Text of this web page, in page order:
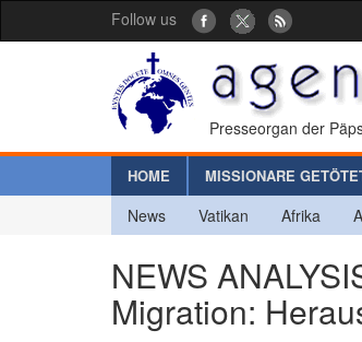
Follow us
Presseorgan der
HOME MISSIONARE
News Vatikan Afrika
NEWS
Migration: